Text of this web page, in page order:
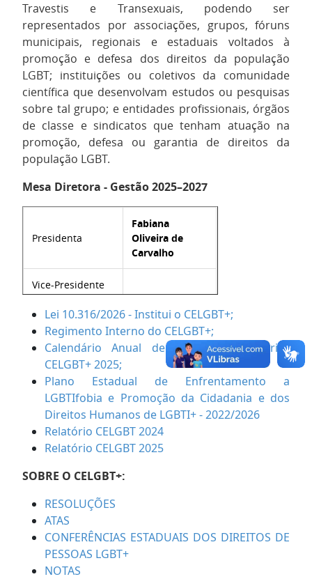
Travestis e Transexuais, podendo ser
representados por associações, grupos, fóruns
municipais, regionais e estaduais voltados à
promoção e defesa dos direitos da população
LGBT; instituições ou coletivos da comunidade
científica que desenvolvam estudos ou pesquisas
sobre tal grupo; e entidades profissionais, órgãos
de classe e sindicatos que tenham atuação na
promoção, defesa ou garantia de direitos da
população LGBT.
Mesa Diretora - Gestão 2025–2027
Presidenta
Fabiana
Oliveira de
Carvalho
Vice-Presidente
Presidente da
Câmara Técnica
de Comunicação
Jeffa B. Moreira
Santana
Presidenta da
Câmara Técnica
de Articulação
Institucional,
Planejamento,
Orçamento e
das Políticas
Públicas para a
Promoção da
Cidadania e
Direitos
Humanos para
LGBT+
Lei 10.316/2026 - Institui o CELGBT+;
Regimento Interno do CELGBT+;
Calendário Anual de Reuniões Ordinárias
CELGBT+ 2025;
Plano Estadual de Enfrentamento a
LGBTIfobia e Promoção da Cidadania e dos
Direitos Humanos de LGBTI+ - 2022/2026
Relatório CELGBT 2024
Relatório CELGBT 2025
SOBRE O CELGBT+:
RESOLUÇÕES
ATAS
CONFERÊNCIAS ESTADUAIS DOS DIREITOS DE
PESSOAS LGBT+
NOTAS